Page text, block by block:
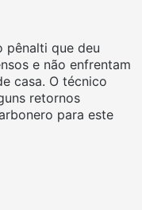
pênalti que deu
e não enfrentam
casa. O técnico
retornos
para este